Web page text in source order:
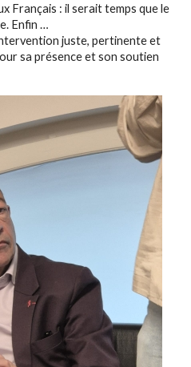
Français : il serait temps que le
Enfin …
juste, pertinente et
sa présence et son soutien